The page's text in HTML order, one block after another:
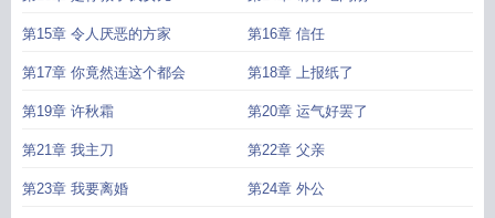
第15章 令人厌恶的方家 第16章 信任
第17章 你竟然连这个都会 第18章 上报纸了
第19章 许秋霜 第20章 运气好罢了
第21章 我主刀 第22章 父亲
第23章 我要离婚 第24章 外公